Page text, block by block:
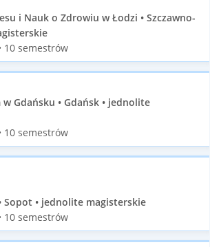
i Nauk o Zdrowiu w Łodzi • Szczawno-
10 semestrów
Gdańsku • Gdańsk • jednolite
10 semestrów
Sopot • jednolite magisterskie
10 semestrów